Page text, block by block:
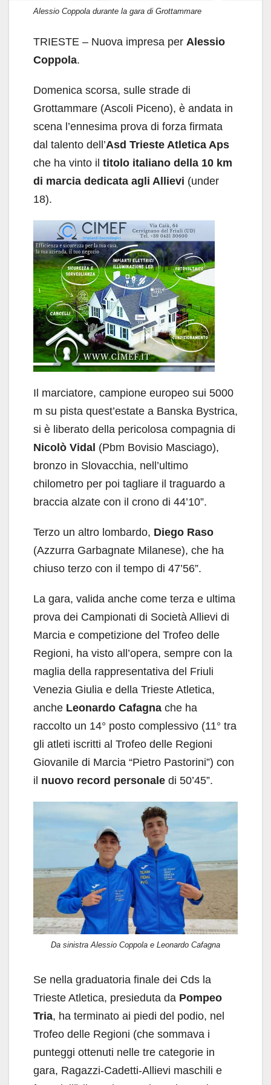
Alessio Coppola durante la gara di Grottammare
TRIESTE – Nuova impresa per Alessio
Coppola.
Domenica scorsa, sulle strade di
Grottammare (Ascoli Piceno), è andata in
scena l’ennesima prova di forza firmata
dal talento dell’Asd Trieste Atletica Aps
che ha vinto il titolo italiano della 10 km
di marcia dedicata agli Allievi (under
18).
Il marciatore, campione europeo sui 5000
m su pista quest’estate a Banska Bystrica,
si è liberato della pericolosa compagnia di
Nicolò Vidal (Pbm Bovisio Masciago),
bronzo in Slovacchia, nell’ultimo
chilometro per poi tagliare il traguardo a
braccia alzate con il crono di 44’10”.
Terzo un altro lombardo, Diego Raso
(Azzurra Garbagnate Milanese), che ha
chiuso terzo con il tempo di 47’56”.
La gara, valida anche come terza e ultima
prova dei Campionati di Società Allievi di
Marcia e competizione del Trofeo delle
Regioni, ha visto all’opera, sempre con la
maglia della rappresentativa del Friuli
Venezia Giulia e della Trieste Atletica,
anche Leonardo Cafagna che ha
raccolto un 14° posto complessivo (11° tra
gli atleti iscritti al Trofeo delle Regioni
Giovanile di Marcia “Pietro Pastorini”) con
il nuovo record personale di 50’45”.
Da sinistra Alessio Coppola e Leonardo Cafagna
Se nella graduatoria finale dei Cds la
Trieste Atletica, presieduta da Pompeo
Tria, ha terminato ai piedi del podio, nel
Trofeo delle Regioni (che sommava i
punteggi ottenuti nelle tre categorie in
gara, Ragazzi-Cadetti-Allievi maschili e